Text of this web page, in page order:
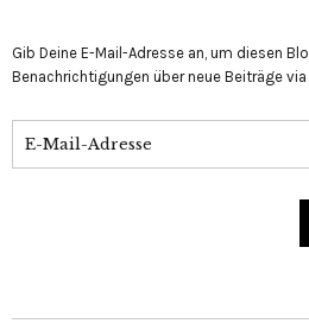
Gib Deine E-Mail-Adresse an, um diesen
Benachrichtigungen über neue Beiträge via